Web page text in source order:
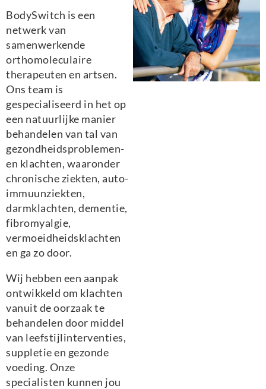
BodySwitch is een
netwerk van
samenwerkende
orthomoleculaire
therapeuten en artsen.
Ons team is
gespecialiseerd in het op
een natuurlijke manier
behandelen van tal van
gezondheidsproblemen-
en klachten, waaronder
chronische ziekten, auto-
immuunziekten,
darmklachten, dementie,
fibromyalgie,
vermoeidheidsklachten
en ga zo door.
Wij hebben een aanpak
ontwikkeld om klachten
vanuit de oorzaak te
behandelen door middel
van leefstijlinterventies,
suppletie en gezonde
voeding. Onze
specialisten kunnen jou